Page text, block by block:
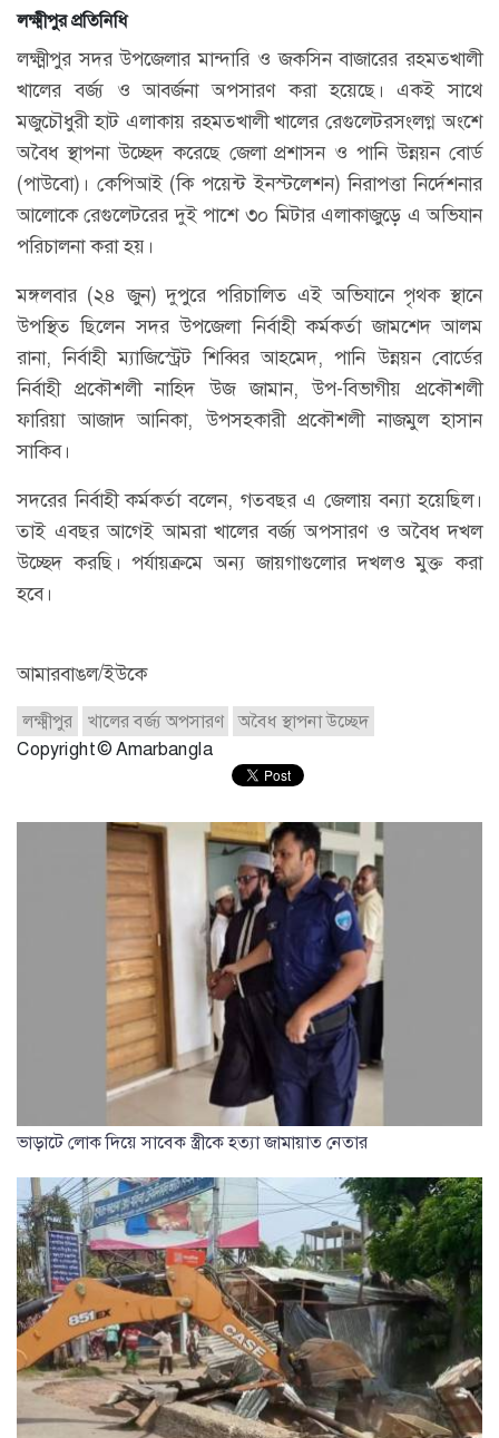
লক্ষ্মীপুর প্রতিনিধি
লক্ষ্মীপুর সদর উপজেলার মান্দারি ও জকসিন বাজারের রহমতখালী
খালের বর্জ্য ও আবর্জনা অপসারণ করা হয়েছে। একই সাথে
মজুচৌধুরী হাট এলাকায় রহমতখালী খালের রেগুলেটরসংলগ্ন অংশে
অবৈধ স্থাপনা উচ্ছেদ করেছে জেলা প্রশাসন ও পানি উন্নয়ন বোর্ড
(পাউবো)। কেপিআই (কি পয়েন্ট ইনস্টলেশন) নিরাপত্তা নির্দেশনার
আলোকে রেগুলেটরের দুই পাশে ৩০ মিটার এলাকাজুড়ে এ অভিযান
পরিচালনা করা হয়।
মঙ্গলবার (২৪ জুন) দুপুরে পরিচালিত এই অভিযানে পৃথক স্থানে
উপস্থিত ছিলেন সদর উপজেলা নির্বাহী কর্মকর্তা জামশেদ আলম
রানা, নির্বাহী ম্যাজিস্ট্রেট শিব্বির আহমেদ, পানি উন্নয়ন বোর্ডের
নির্বাহী প্রকৌশলী নাহিদ উজ জামান, উপ-বিভাগীয় প্রকৌশলী
ফারিয়া আজাদ আনিকা, উপসহকারী প্রকৌশলী নাজমুল হাসান
সাকিব।
সদরের নির্বাহী কর্মকর্তা বলেন, গতবছর এ জেলায় বন্যা হয়েছিল।
তাই এবছর আগেই আমরা খালের বর্জ্য অপসারণ ও অবৈধ দখল
উচ্ছেদ করছি। পর্যায়ক্রমে অন্য জায়গাগুলোর দখলও মুক্ত করা
হবে।
আমারবাঙল/ইউকে
লক্ষ্মীপুর খালের বর্জ্য অপসারণ
অবৈধ স্থাপনা উচ্ছেদ
Copyright © Amarbangla
ভাড়াটে লোক দিয়ে সাবেক স্ত্রীকে হত্যা জামায়াত নেতার